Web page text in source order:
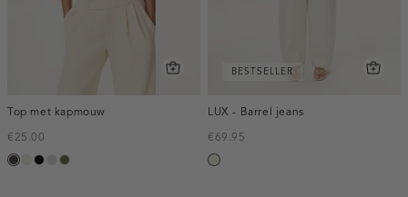
Top met kapmouw
€25.00
choco
Ivoor
zwarttaupe,
groen,
BESTSELLER
LUX - Barrel jeans
€69.95
ecru